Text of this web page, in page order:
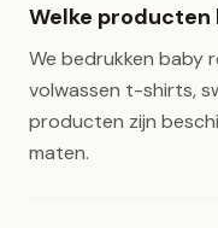
Welke producten
We bedrukken baby
volwassen t-shirts,
producten zijn
maten.